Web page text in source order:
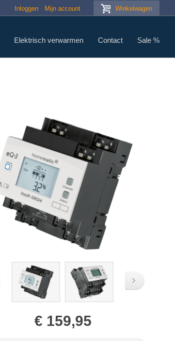
Winkelwagen
Inloggen Mijn account
Elektrisch verwarmen Contact Sale %
€ 159,95